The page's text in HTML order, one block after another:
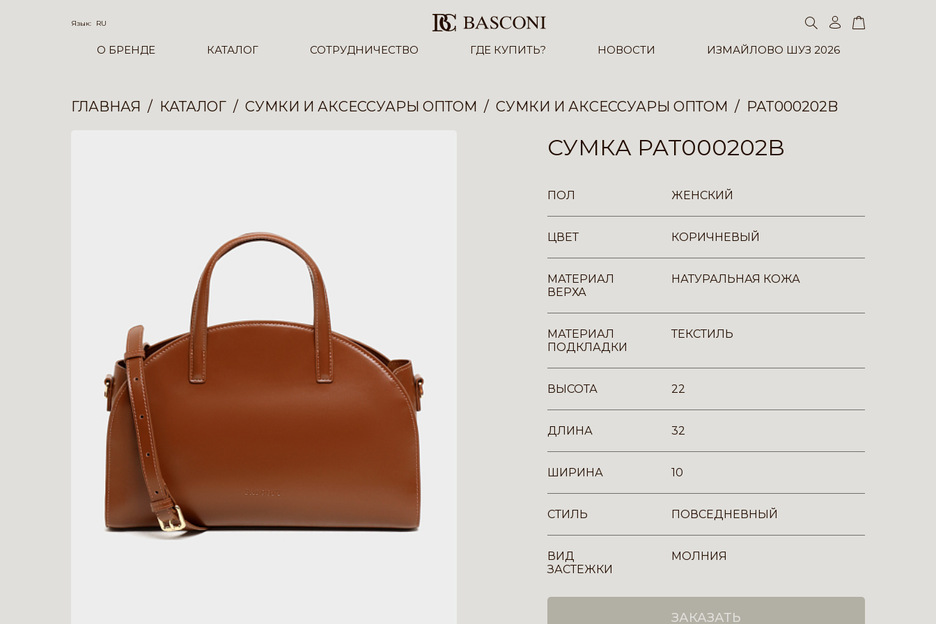
Язык: RU
О БРЕНДЕ КАТАЛОГ СОТРУДНИЧЕСТВО ГДЕ КУПИТЬ? НОВОСТИ ИЗМАЙЛОВО ШУЗ 2026
ГЛАВНАЯ КАТАЛОГ СУМКИ И АКСЕССУАРЫ ОПТОМ СУМКИ И АКСЕССУАРЫ ОПТОМ PAT000202B
СУМКА PAT000202B
ПОЛ ЖЕНСКИЙ
ЦВЕТ КОРИЧНЕВЫЙ
МАТЕРИАЛ
ВЕРХА
НАТУРАЛЬНАЯ КОЖА
МАТЕРИАЛ
ПОДКЛАДКИ
ТЕКСТИЛЬ
ВЫСОТА 22
ДЛИНА 32
ШИРИНА 10
СТИЛЬ ПОВСЕДНЕВНЫЙ
ВИД
ЗАСТЕЖКИ
МОЛНИЯ
ЗАКАЗАТЬ